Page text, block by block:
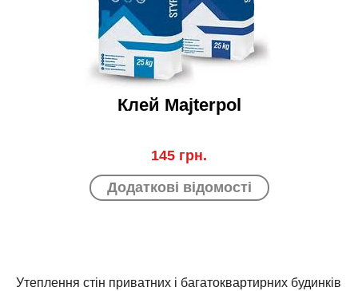
Клей Majterpol
145 грн.
Додаткові відомості
Утеплення стін приватних і багатоквартирних будинків